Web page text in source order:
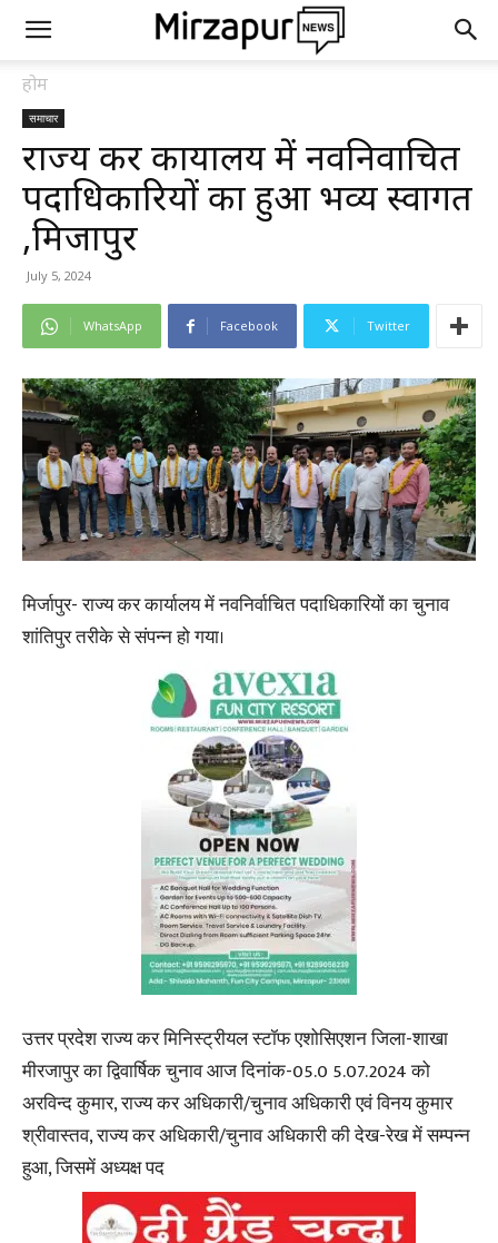
होम
समाचार
राज्य कर कार्यालय में नवनिर्वाचित
पदाधिकारियों का हुआ भव्य स्वागत
,मिर्जापुर
July 5, 2024
WhatsApp Facebook Twitter
मिर्जापुर- राज्य कर कार्यालय में नवनिर्वाचित पदाधिकारियों का चुनाव
शांतिपुर तरीके से संपन्न हो गया।
उत्तर प्रदेश राज्य कर मिनिस्ट्रीयल स्टॉफ एशोसिएशन जिला-शाखा
मीरजापुर का द्विवार्षिक चुनाव आज दिनांक-05.0 5.07.2024 को
अरविन्द कुमार, राज्य कर अधिकारी/चुनाव अधिकारी एवं विनय कुमार
श्रीवास्तव, राज्य कर अधिकारी/चुनाव अधिकारी की देख-रेख में सम्पन्न
हुआ, जिसमें अध्यक्ष पद